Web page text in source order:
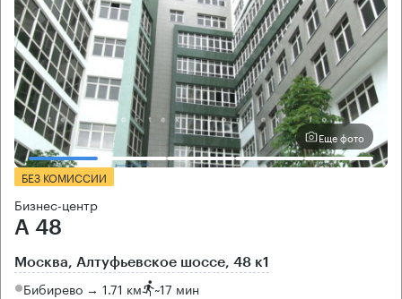
Еще фото
БЕЗ КОМИССИИ
Бизнес-центр
А 48
Москва, Алтуфьевское шоссе, 48 к1
Бибирево → 1.71 км ~17 мин